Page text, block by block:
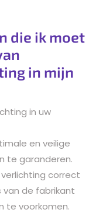
die ik moet
in mijn
in uw
en veilige
te garanderen.
correct
de fabrikant
te voorkomen.